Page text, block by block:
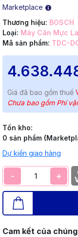
Marketplace
Thương hiệu: BOSCH
Loại: Máy Cân Mực
Mã sản phẩm: TDC-
Giá đã bao gồm thuế
Chưa bao gồm Phí
Tồn kho:
0 sản phẩm
Dự kiến giao hàng
- +
Cam kết của